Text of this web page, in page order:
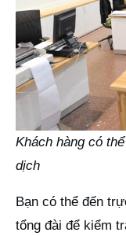
Khách hàng có
dịch
Bạn có thể đến
tổng đài để kiểm